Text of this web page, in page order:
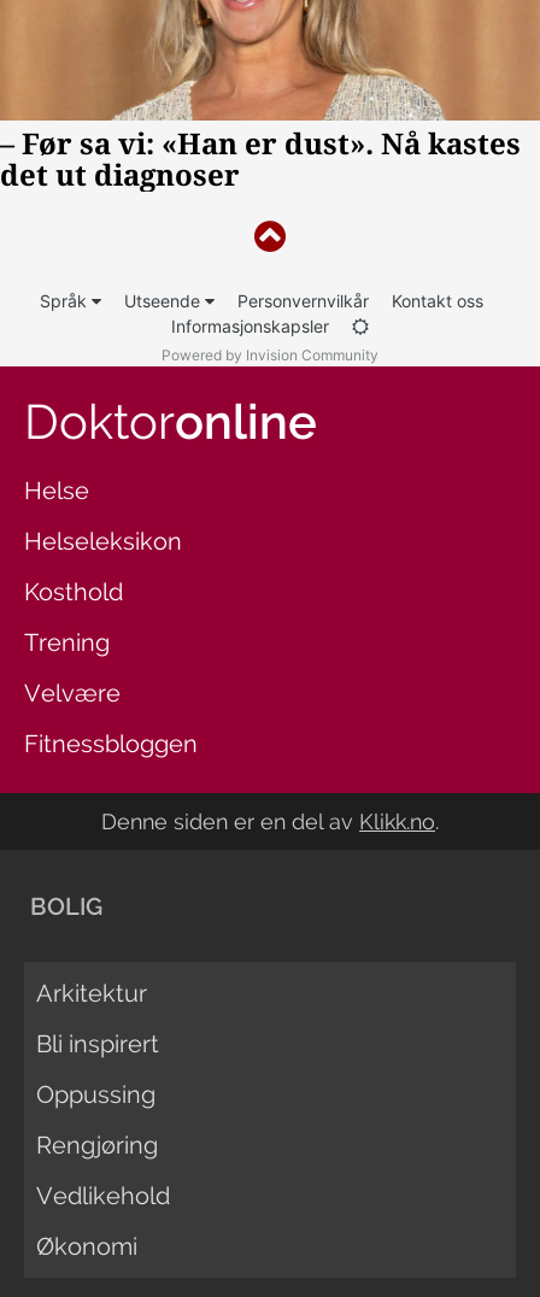
Språk Utseende Personvernvilkår
Kontakt oss
Informasjonskapsler
Powered by Invision Community
Doktoronline
Helse
Helseleksikon
Kosthold
Trening
Velvære
Fitnessbloggen
Denne siden er en del av Klikk.no.
BOLIG
Arkitektur
Bli inspirert
Oppussing
Rengjøring
Vedlikehold
Økonomi